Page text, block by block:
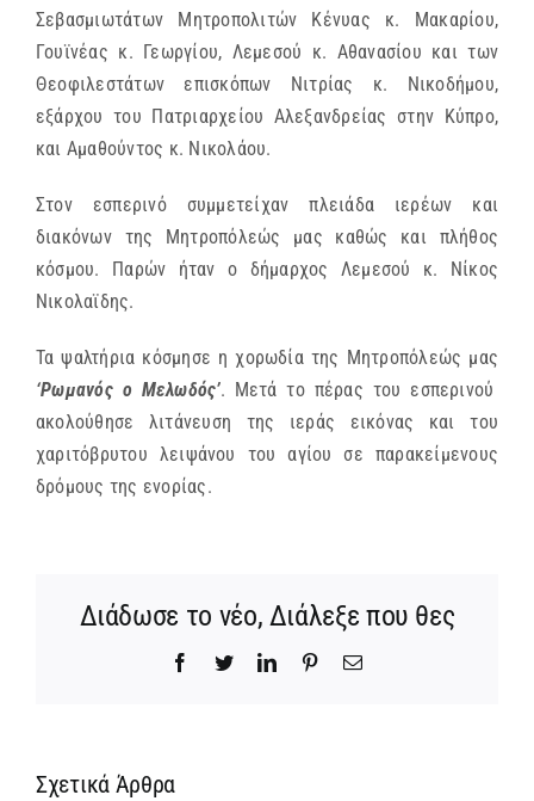
Σεβασμιωτάτων Μητροπολιτών Kένυας κ. Μακαρίου,
Γουϊνέας κ. Γεωργίου, Λεμεσού κ. Αθανασίου και των
Θεοφιλεστάτων επισκόπων Νιτρίας κ. Νικοδήμου,
εξάρχου του Πατριαρχείου Αλεξανδρείας στην Κύπρο,
και Αμαθούντος κ. Νικολάου.
Στον εσπερινό συμμετείχαν πλειάδα ιερέων και
διακόνων της Μητροπόλεώς μας καθώς και πλήθος
κόσμου. Παρών ήταν ο δήμαρχος Λεμεσού κ. Νίκος
Νικολαϊδης.
Τα ψαλτήρια κόσμησε η χορωδία της Μητροπόλεώς μας
‘Ρωμανός ο Μελωδός’. Μετά το πέρας του εσπερινού
ακολούθησε λιτάνευση της ιεράς εικόνας και του
χαριτόβρυτου λειψάνου του αγίου σε παρακείμενους
δρόμους της ενορίας.
Διάδωσε το νέο, Διάλεξε που θες
Facebook
TwitterLinkedInPinterestEmail
Σχετικά ΆρθραΊδρυση